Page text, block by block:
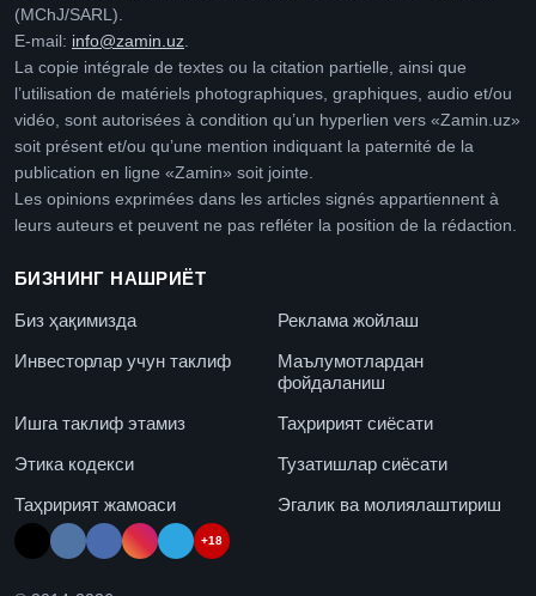
(MChJ/SARL).
E-mail: info@zamin.uz.
La copie intégrale de textes ou la citation partielle, ainsi que
l’utilisation de matériels photographiques, graphiques, audio et/ou
vidéo, sont autorisées à condition qu’un hyperlien vers «Zamin.uz»
soit présent et/ou qu’une mention indiquant la paternité de la
publication en ligne «Zamin» soit jointe.
Les opinions exprimées dans les articles signés appartiennent à
leurs auteurs et peuvent ne pas refléter la position de la rédaction.
БИЗНИНГ НАШРИЁТ
Биз ҳақимизда
Реклама жойлаш
Инвесторлар учун таклиф
Маълумотлардан
фойдаланиш
Ишга таклиф этамиз
Таҳририят сиёсати
Этика кодекси
Тузатишлар сиёсати
Таҳририят жамоаси
Эгалик ва молиялаштириш
+18